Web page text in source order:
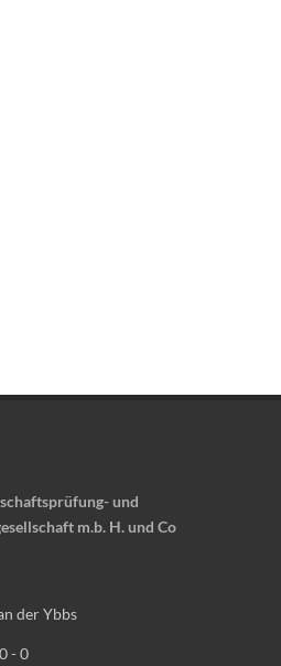
und
m.b. H. und Co
der Ybbs
- 0